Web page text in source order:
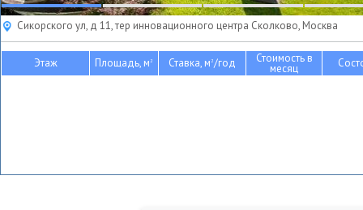
Сикорского ул, д 11, тер инновационного центра Сколково, Москва
Этаж Площадь, м2 Ставка, м2/год Стоимость в
месяц